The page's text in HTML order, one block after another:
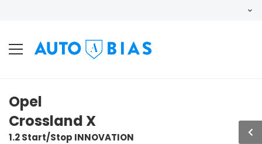
Opel
Crossland X
1.2 Start/Stop INNOVATION